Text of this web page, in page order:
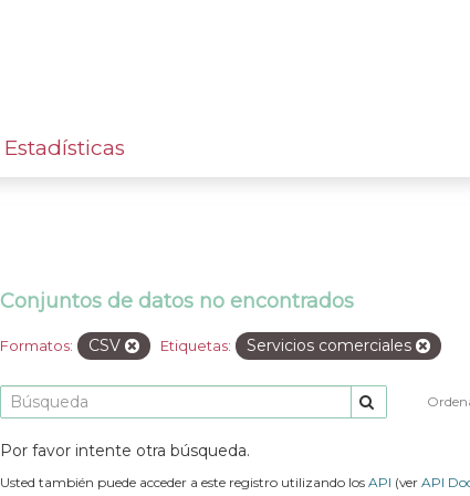
Estadísticas
Conjuntos de datos no encontrados
Formatos: CSV Etiquetas: Servicios comerciales
Por favor intente otra búsqueda.
Usted también puede acceder a este registro utilizando los API (ver API